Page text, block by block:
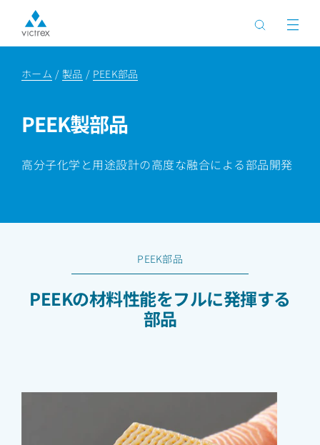
ホーム 製品 PEEK部品
PEEK製部品
高分子化学と用途設計の高度な融合による部品開発
PEEK部品
PEEKの材料性能をフルに発揮する
部品